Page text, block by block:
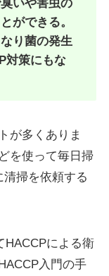
いや害虫の
ができる。
り菌の発生
対策にもな
が多くありま
を使って毎日掃
掃を依頼する
HACCPによる衛
入門の手